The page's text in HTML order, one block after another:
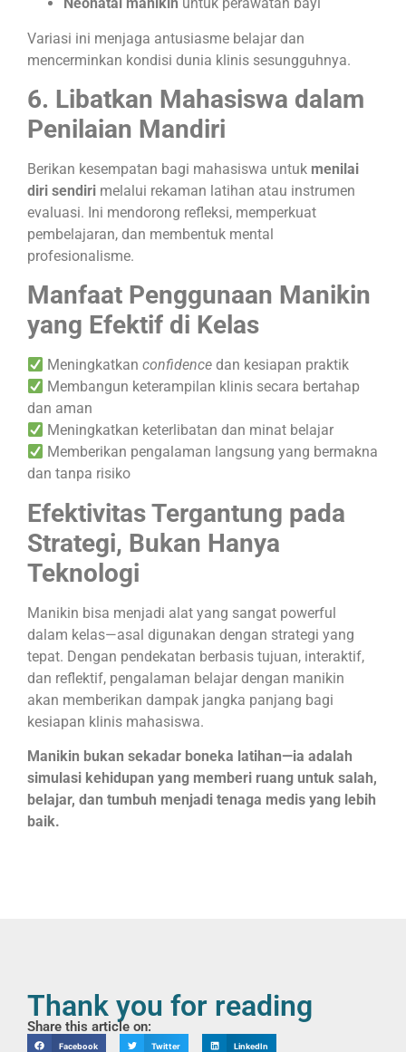
Variasi ini menjaga antusiasme belajar dan
mencerminkan kondisi dunia klinis sesungguhnya.
6. Libatkan Mahasiswa dalam
Penilaian Mandiri
Berikan kesempatan bagi mahasiswa untuk menilai
diri sendiri melalui rekaman latihan atau instrumen
evaluasi. Ini mendorong refleksi, memperkuat
pembelajaran, dan membentuk mental
profesionalisme.
Manfaat Penggunaan Manikin
yang Efektif di Kelas
Meningkatkanconfidence dan kesiapan praktik
Membangun keterampilan klinis secara bertahap
dan aman
Meningkatkan keterlibatan dan minat belajar
Memberikan pengalaman langsung yang bermakna
dan tanpa risiko
Efektivitas Tergantung pada
Strategi, Bukan Hanya
Teknologi
Manikin bisa menjadi alat yang sangat powerful
dalam kelas—asal digunakan dengan strategi yang
tepat. Dengan pendekatan berbasis tujuan, interaktif,
dan reflektif, pengalaman belajar dengan manikin
akan memberikan dampak jangka panjang bagi
kesiapan klinis mahasiswa.
Manikin bukan sekadar boneka latihan—ia adalah
simulasi kehidupan yang memberi ruang untuk salah,
belajar, dan tumbuh menjadi tenaga medis yang lebih
baik.
Thank you for reading
Share this article on:
Facebook Twitter LinkedIn